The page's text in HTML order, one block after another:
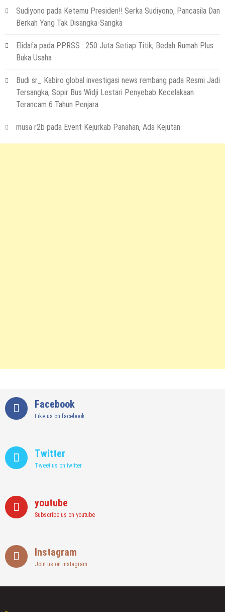
29 Juli 2026 bymusa r2b
HEADLINE
Sejumlah Tips Membeli Tanah Kapling,
Terapkan Ini!! Ada Cara Yang Jarang
Terpikirkan Orang Awam
HEADLINE
Lewati Cerita Kelam Mirip Sinetron,
Teguh Akhirnya Diselamatkan Serka
26 November 2021 bymusa r2b
HEADLINE
Sudiyono pada Ketemu Presiden!! Serka Sudiyono, Pancasila Dan
Berkah Yang Tak Disangka-Sangka
Elidafa pada PPRSS : 250 Juta Setiap Titik, Bedah Rumah Plus
Buka Usaha
Budi sr_ Kabiro global investigasi news rembang pada Resmi Jadi
Tersangka, Sopir Bus Widji Lestari Penyebab Kecelakaan
Terancam 6 Tahun Penjara
musa r2b pada Event Kejurkab Panahan, Ada Kejutan
Facebook
Like us on facebook
Twitter
Tweet us on twitter
youtube
Subscribe us on youtube
Instagram
Join us on instagram